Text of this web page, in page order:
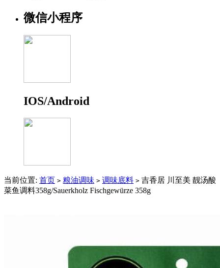
微信小程序
IOS/Android
当前位置: 首页 > 粮油调味 > 调味底料 > 吉香居 川至美 靓汤酸
菜鱼调料358g/Sauerkholz Fischgewürze 358g